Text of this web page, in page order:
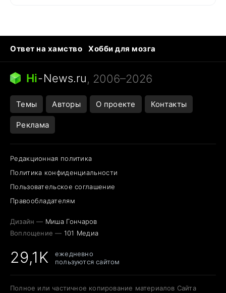
Ответ на хамство
Хобби для мозга
Бензин 100 и 95
Тунцы в океанариуме
Следующая пандемия
Hi-News.ru, 2006–2026
Темы Авторы О проекте Контакты
Реклама
Редакционная политика
Политика конфиденциальности
Пользовательское соглашение
Правообладателям
Дизайн — Миша Гончаров
Воплощение — 101 Медиа
29,1K
ежедневно
пользуются сайтом
Полное или частичное копирование материалов Сайта